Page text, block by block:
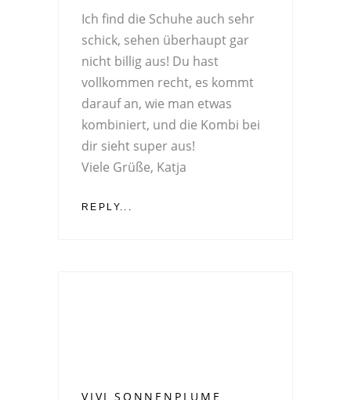
Ich find die Schuhe auch sehr
schick, sehen überhaupt gar
nicht billig aus! Du hast
vollkommen recht, es kommt
darauf an, wie man etwas
kombiniert, und die Kombi bei
dir sieht super aus!
Viele Grüße, Katja
REPLY...
VIVI SONNENPLUME